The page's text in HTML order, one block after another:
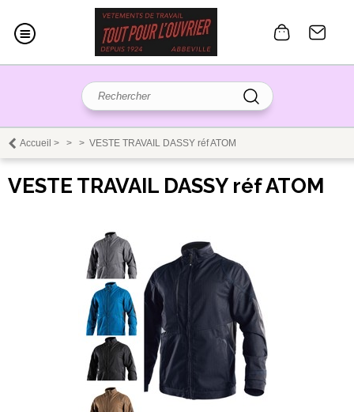
Accueil > > > VESTE TRAVAIL DASSY réf ATOM
VESTE TRAVAIL DASSY réf ATOM